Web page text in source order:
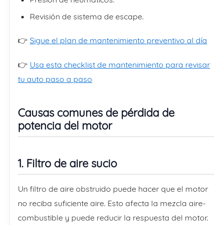
Revisión de sistema de escape.
👉 Sigue el plan de mantenimiento preventivo al día
👉 Usa esta checklist de mantenimiento para revisar
tu auto paso a paso
Causas comunes de pérdida de
potencia del motor
1. Filtro de aire sucio
Un filtro de aire obstruido puede hacer que el motor
no reciba suficiente aire. Esto afecta la mezcla aire-
combustible y puede reducir la respuesta del motor.